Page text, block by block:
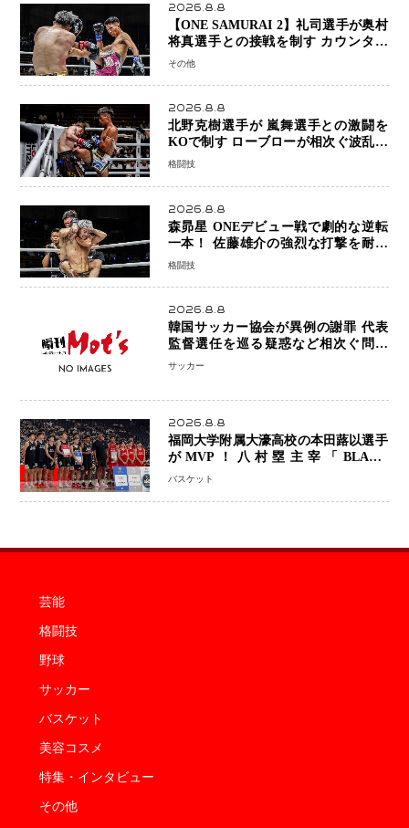
2026.8.8
【ONE SAMURAI 2】礼司選手が奥村
将真選手との接戦を制す カウンター
と正確な打撃で判定勝利
その他
2026.8.8
北野克樹選手が 嵐舞選手との激闘を
KOで制す ローブローが相次ぐ波乱の
展開…涙の勝利「生まれてくる娘のた
格闘技
2026.8.8
森昴星 ONEデビュー戦で劇的な逆転
一本！ 佐藤雄介の強烈な打撃を耐え
抜き、リアネイキッドチョークで勝利
格闘技
2026.8.8
韓国サッカー協会が異例の謝罪 代表
監督選任を巡る疑惑など相次ぐ問題
「組織の刷新」誓う
サッカー
2026.8.8
福岡大学附属大濠高校の本田蕗以選手
がMVP！八村塁主宰「BLACK
SAMURAI SUMMIT 2026」で存在
なった」
バスケット
芸能
格闘技
野球
サッカー
バスケット
美容コスメ
特集・インタビュー
その他